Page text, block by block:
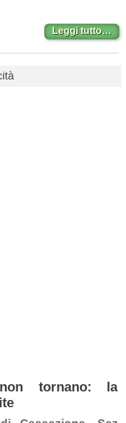
Leggi tutto…
tornano: la